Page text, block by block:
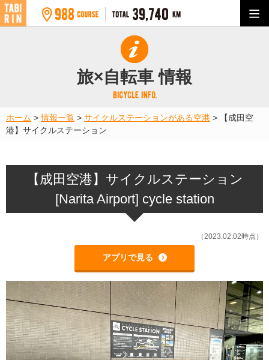
旅×自転車 情報
ホーム >情報一覧 > サイクルステーションがある空港 >
【成田空
港】サイクルステーション
【成田空港】サイクルステーション
[Narita Airport] cycle station
（2023.02.02時点）
アプリで見る